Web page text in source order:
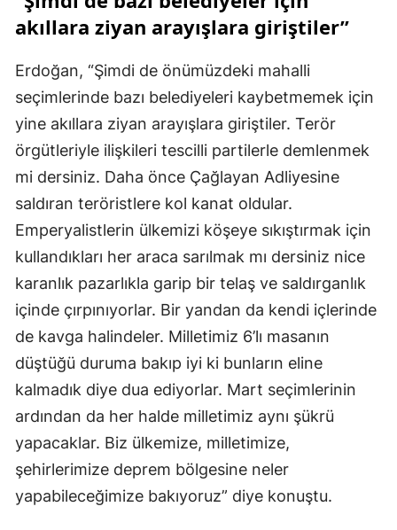
akıllara ziyan arayışlara giriştiler”
Erdoğan, “Şimdi de önümüzdeki mahalli
seçimlerinde bazı belediyeleri kaybetmemek için
yine akıllara ziyan arayışlara giriştiler. Terör
örgütleriyle ilişkileri tescilli partilerle demlenmek
mi dersiniz. Daha önce Çağlayan Adliyesine
saldıran teröristlere kol kanat oldular.
Emperyalistlerin ülkemizi köşeye sıkıştırmak için
kullandıkları her araca sarılmak mı dersiniz nice
karanlık pazarlıkla garip bir telaş ve saldırganlık
içinde çırpınıyorlar. Bir yandan da kendi içlerinde
de kavga halindeler. Milletimiz 6’lı masanın
düştüğü duruma bakıp iyi ki bunların eline
kalmadık diye dua ediyorlar. Mart seçimlerinin
ardından da her halde milletimiz aynı şükrü
yapacaklar. Biz ülkemize, milletimize,
şehirlerimize deprem bölgesine neler
yapabileceğimize bakıyoruz” diye konuştu.